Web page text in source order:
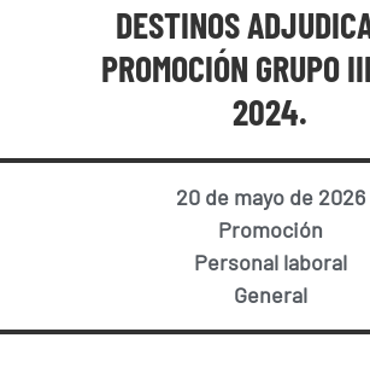
DESTINOS
PROMOCIÓN GRUPO
2024.
20 de mayo de 2026
Promoción
Personal laboral
General